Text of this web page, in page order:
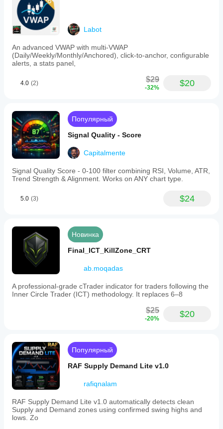
Labot
An advanced VWAP with multi-VWAP
(Daily/Weekly/Monthly/Anchored), click-to-anchor, configurable
alerts, a stats panel,
4.0 (2) $29
-32% $20
Популярный
Signal Quality - Score
Capitalmente
Signal Quality Score - 0-100 filter combining RSI, Volume, ATR,
Trend Strength & Alignment. Works on ANY chart type.
5.0 (3) $24
Новинка
Final_ICT_KillZone_CRT
ab.moqadas
A professional-grade cTrader indicator for traders following the
Inner Circle Trader (ICT) methodology. It replaces 6–8
$25
-20% $20
Популярный
RAF Supply Demand Lite v1.0
rafiqnalam
RAF Supply Demand Lite v1.0 automatically detects clean
Supply and Demand zones using confirmed swing highs and
lows. Zo